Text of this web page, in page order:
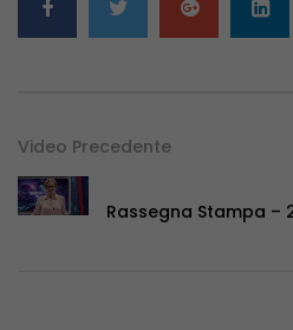
Video Precedente
Rassegna Stampa –